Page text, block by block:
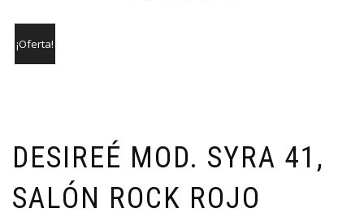
¡Oferta!
DESIREÉ MOD. SYRA 41,
SALÓN ROCK ROJO